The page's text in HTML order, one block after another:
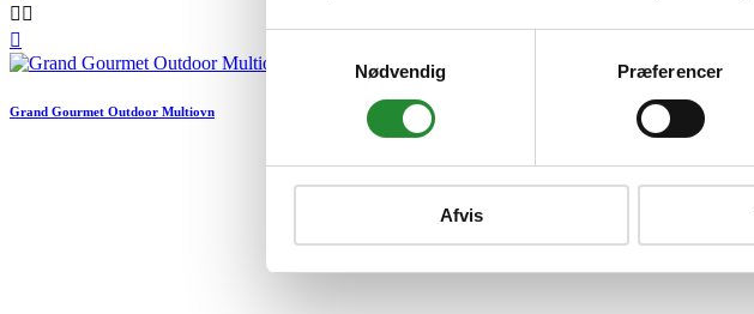
Nødvendig
Præferencer
Afvis
 

Grand Gourmet Outdoor Multiovn